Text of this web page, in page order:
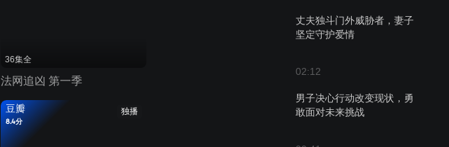
丈夫独斗门外威胁者，妻子
坚定守护爱情
02:12
男子决心行动改变现状，勇
敢面对未来挑战
36集全
法网追凶 第一季
独播
豆瓣
8.4分